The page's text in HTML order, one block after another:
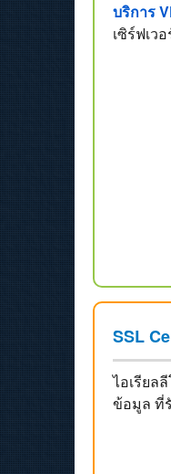
บริการ
เซิร์ฟเว
SSL
ไอเรียล
ข้อมูล ที่